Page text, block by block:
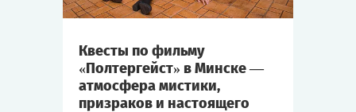
Квесты по фильму
«Полтергейст» в Минске —
атмосфера мистики,
призраков и настоящего